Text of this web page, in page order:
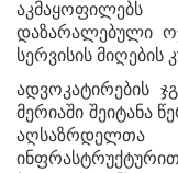
დაზარალებული
სერვისის მიღების
ადვოკატირების
მერიაში შეიტანა
აღსაზრდელთა